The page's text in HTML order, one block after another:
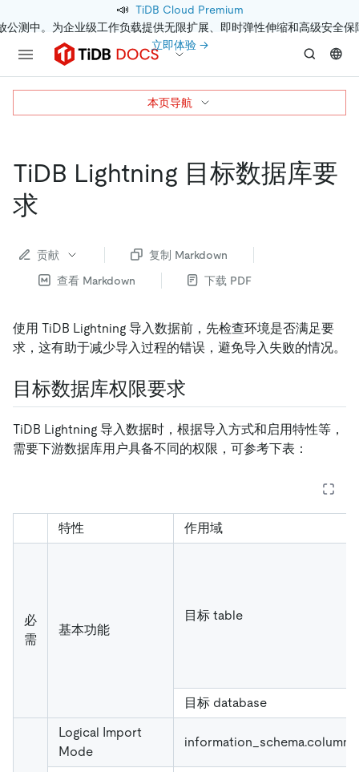
📣 TiDB Cloud Premium
公测中。为企业级工作负载提供无限扩展、即时弹性伸缩和高级安全保
立即体验 →
TiDB Lightning 目标数据库要
求
贡献
复制 Markdown
查看 Markdown
下载 PDF
使用 TiDB Lightning 导入数据前，先检查环境是否满足要
求，这有助于减少导入过程的错误，避免导入失败的情况。
目标数据库权限要求
TiDB Lightning 导入数据时，根据导入方式和启用特性等，
需要下游数据库用户具备不同的权限，可参考下表：
特性 作用域
必
需
基本功能
目标 table
目标 database
Logical Import
Mode
information_schema.columns
本页导航